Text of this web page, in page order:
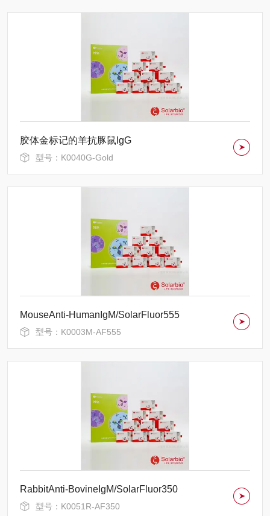
胶体金标记的羊抗豚鼠IgG
型号：K0040G-Gold
MouseAnti-HumanIgM/SolarFluor555
型号：K0003M-AF555
RabbitAnti-BovineIgM/SolarFluor350
型号：K0051R-AF350